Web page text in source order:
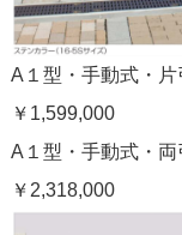
A１型・手動式・片
￥1,599,000
A１型・手動式・両
￥2,318,000